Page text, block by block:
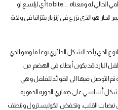
الحالي له ومعناه to bite....أي ليلسع او
هو الذي يزرع في زنزبار بتنزانيا في ولاية
الذي يأخذ الشكل الدائري نوعا ما وهو الذي
البارد قد يكون أبطاء في الهضم من
تم التوصل فيها الى الفوائد للفلفل وهي
أساسي على جهازي الدورة الدموية
نبضات القلب، وتخفض الكوليسترول وتنظف